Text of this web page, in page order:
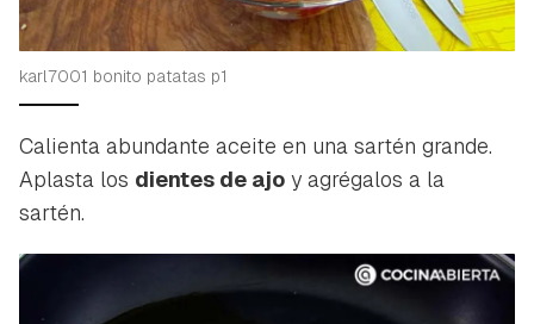
karl7001 bonito patatas p1
Calienta abundante aceite en una sartén grande.
Aplasta los dientes de ajo y agrégalos a la
sartén.